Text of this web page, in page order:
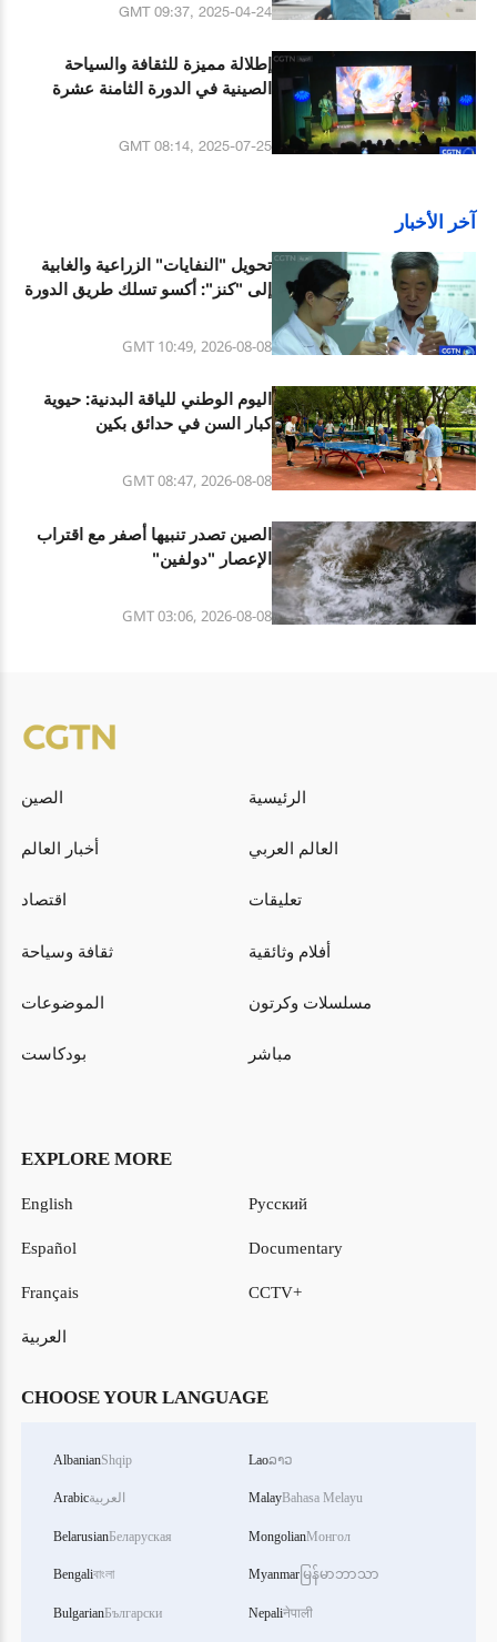
GMT 09:37, 2025-04-24
إطلالة مميزة للثقافة والسياحة
الصينية في الدورة الثامنة عشرة
GMT 08:14, 2025-07-25
آخر الأخبار
تحويل "النفايات" الزراعية والغابية
إلى "كنز": أكسو تسلك طريق الدورة
GMT 10:49, 2026-08-08
اليوم الوطني للياقة البدنية: حيوية
كبار السن في حدائق بكين
GMT 08:47, 2026-08-08
الصين تصدر تنبيها أصفر مع اقتراب
الإعصار "دولفين"
GMT 03:06, 2026-08-08
الصين الرئيسية
أخبار العالم العالم العربي
اقتصاد تعليقات
ثقافة وسياحة أفلام وثائقية
الموضوعات مسلسلات وكرتون
بودكاست مباشر
EXPLORE MORE
English
Español
Français
العربية
Русский
Documentary
CCTV+
CHOOSE YOUR LANGUAGE
AlbanianShqip
Arabicالعربية
BelarusianБеларуская
Bengaliবাংলা
BulgarianБългарски
Laoລາວ
MalayBahasa Melayu
MongolianМонгол
Myanmar မြန်မာဘာသာ
Nepaliनेपाली